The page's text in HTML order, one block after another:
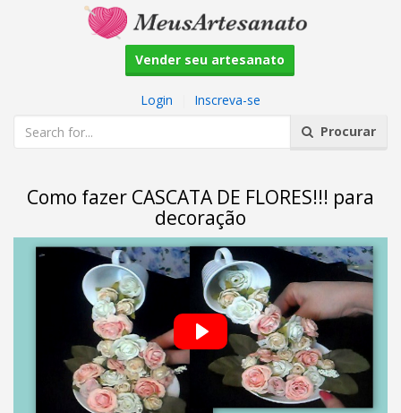
Vender seu artesanato
Login
Inscreva-se
Procurar
Como fazer CASCATA DE FLORES!!! para
decoração